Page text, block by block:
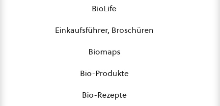
BioLife
Einkaufsführer, Broschüren
Biomaps
Bio-Produkte
Bio-Rezepte